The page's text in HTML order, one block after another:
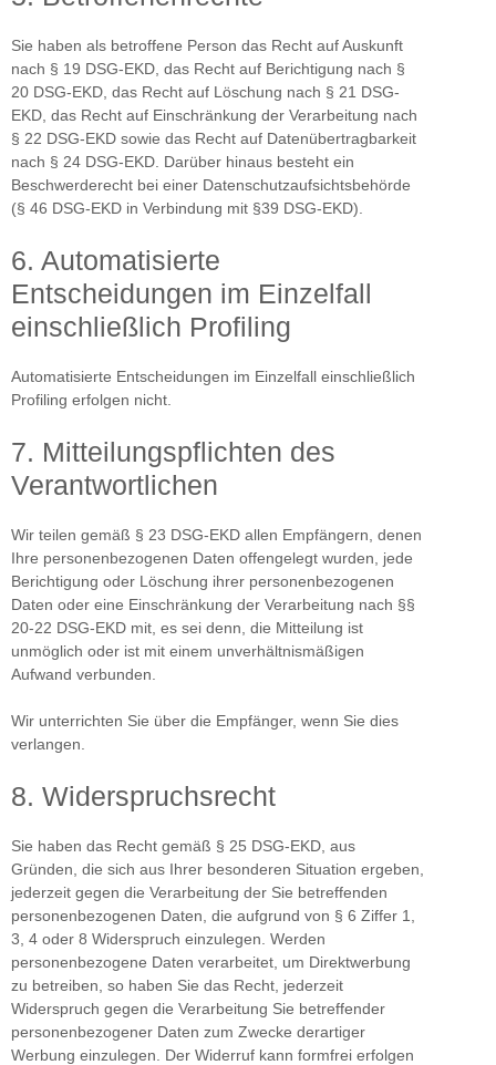
Sie haben als betroffene Person das Recht auf Auskunft
nach § 19 DSG-EKD, das Recht auf Berichtigung nach §
20 DSG-EKD, das Recht auf Löschung nach § 21 DSG-
EKD, das Recht auf Einschränkung der Verarbeitung nach
§ 22 DSG-EKD sowie das Recht auf Datenübertragbarkeit
nach § 24 DSG-EKD. Darüber hinaus besteht ein
Beschwerderecht bei einer Datenschutzaufsichtsbehörde
(§ 46 DSG-EKD in Verbindung mit §39 DSG-EKD).
6. Automatisierte
Entscheidungen im Einzelfall
einschließlich Profiling
Automatisierte Entscheidungen im Einzelfall einschließlich
Profiling erfolgen nicht.
7. Mitteilungspflichten des
Verantwortlichen
Wir teilen gemäß § 23 DSG-EKD allen Empfängern, denen
Ihre personenbezogenen Daten offengelegt wurden, jede
Berichtigung oder Löschung ihrer personenbezogenen
Daten oder eine Einschränkung der Verarbeitung nach §§
20-22 DSG-EKD mit, es sei denn, die Mitteilung ist
unmöglich oder ist mit einem unverhältnismäßigen
Aufwand verbunden.
Wir unterrichten Sie über die Empfänger, wenn Sie dies
verlangen.
8. Widerspruchsrecht
Sie haben das Recht gemäß § 25 DSG-EKD, aus
Gründen, die sich aus Ihrer besonderen Situation ergeben,
jederzeit gegen die Verarbeitung der Sie betreffenden
personenbezogenen Daten, die aufgrund von § 6 Ziffer 1,
3, 4 oder 8 Widerspruch einzulegen. Werden
personenbezogene Daten verarbeitet, um Direktwerbung
zu betreiben, so haben Sie das Recht, jederzeit
Widerspruch gegen die Verarbeitung Sie betreffender
personenbezogener Daten zum Zwecke derartiger
Werbung einzulegen. Der Widerruf kann formfrei erfolgen